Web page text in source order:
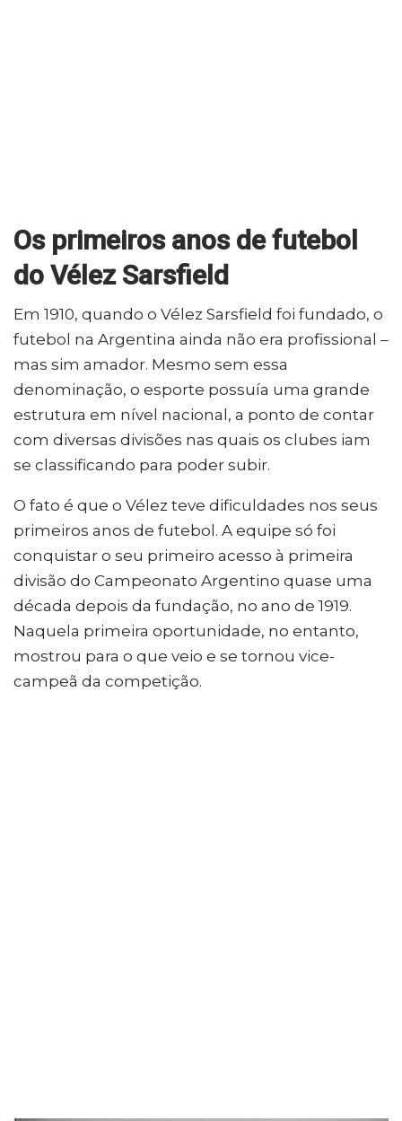
Os primeiros anos de futebol
do Vélez Sarsfield
Em 1910, quando o Vélez Sarsfield foi fundado, o
futebol na Argentina ainda não era profissional –
mas sim amador. Mesmo sem essa
denominação, o esporte possuía uma grande
estrutura em nível nacional, a ponto de contar
com diversas divisões nas quais os clubes iam
se classificando para poder subir.
O fato é que o Vélez teve dificuldades nos seus
primeiros anos de futebol. A equipe só foi
conquistar o seu primeiro acesso à primeira
divisão do Campeonato Argentino quase uma
década depois da fundação, no ano de 1919.
Naquela primeira oportunidade, no entanto,
mostrou para o que veio e se tornou vice-
campeã da competição.